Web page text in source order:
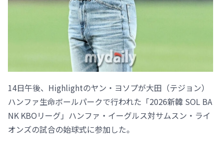
14日午後、Highlightのヤン・ヨソプが大田（テジョン）
ハンファ生命ボールパークで行われた「2026新韓 SOL BA
NK KBOリーグ」ハンファ・イーグルス対サムスン・ライ
オンズの試合の始球式に参加した。